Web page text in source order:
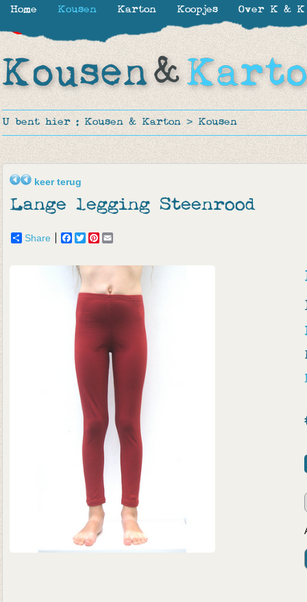
U bent hier : Kousen & Karton > Kousen
keer terug
Lange legging Steenrood
Share Facebook
TwitterPinterest
Home Kousen Karton Koopjes Over K & K